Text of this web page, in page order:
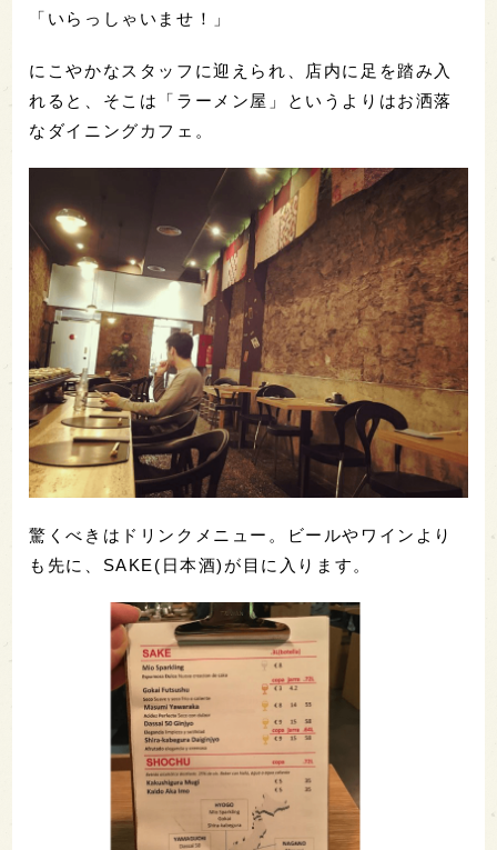
「いらっしゃいませ！」
にこやかなスタッフに迎えられ、店内に足を踏み入
れると、そこは「ラーメン屋」というよりはお洒落
なダイニングカフェ。
驚くべきはドリンクメニュー。ビールやワインより
も先に、SAKE(日本酒)が目に入ります。